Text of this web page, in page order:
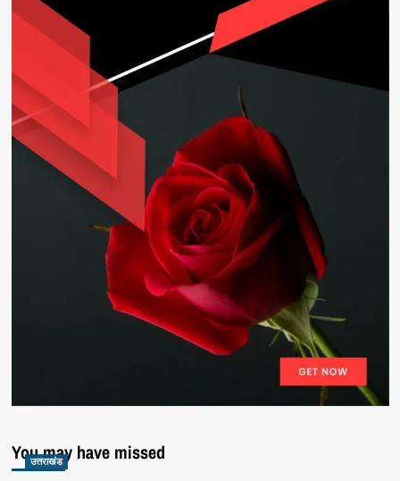
You may have missed
उत्तराखंड